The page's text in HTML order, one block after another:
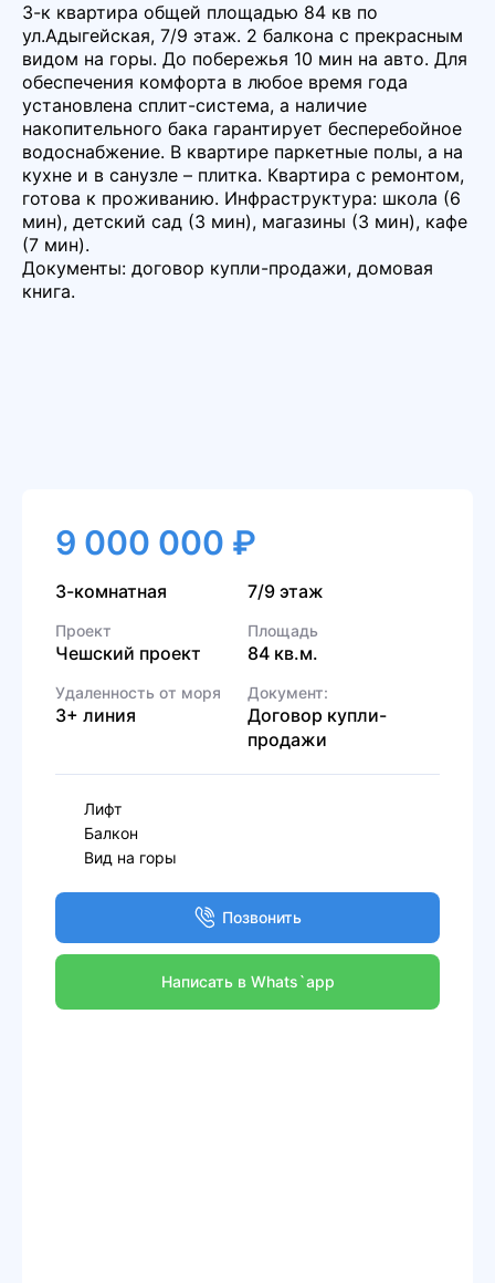
3-к квартира общей площадью 84 кв по
ул.Адыгейская, 7/9 этаж. 2 балкона с прекрасным
видом на горы. До побережья 10 мин на авто. Для
обеспечения комфорта в любое время года
установлена сплит-система, а наличие
накопительного бака гарантирует бесперебойное
водоснабжение. В квартире паркетные полы, а на
кухне и в санузле – плитка. Квартира с ремонтом,
готова к проживанию. Инфраструктура: школа (6
мин), детский сад (3 мин), магазины (3 мин), кафе
(7 мин).
Документы: договор купли-продажи, домовая
книга.
9 000 000 ₽
3-комнатная 7/9 этаж
Проект
Чешский проект
Площадь
84 кв.м.
Удаленность от моря
3+ линия
Документ:
Договор купли-
продажи
Лифт
Балкон
Вид на горы
Позвонить
Написать в Whats`app